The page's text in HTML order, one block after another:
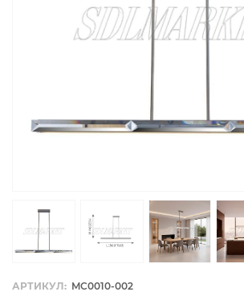
АРТИКУЛ: MC0010-002